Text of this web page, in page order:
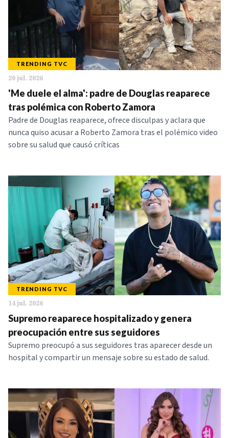
TRENDING TVC
20 jul. 2026
'Me duele el alma': padre de Douglas reaparece
tras polémica con Roberto Zamora
Padre de Douglas reaparece, ofrece disculpas y aclara que
nunca quiso acusar a Roberto Zamora tras el polémico video
sobre su salud que causó críticas
TRENDING TVC
14 jul. 2026
Supremo reaparece hospitalizado y genera
preocupación entre sus seguidores
Supremo preocupó a sus seguidores tras aparecer desde un
hospital y compartir un mensaje sobre su estado de salud.